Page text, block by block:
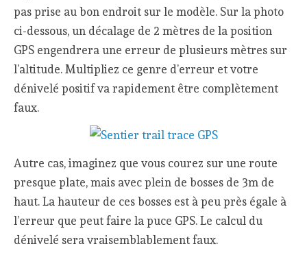
pas prise au bon endroit sur le modèle. Sur la photo
ci-dessous, un décalage de 2 mètres de la position
GPS engendrera une erreur de plusieurs mètres sur
l’altitude. Multipliez ce genre d’erreur et votre
dénivelé positif va rapidement être complètement
faux.
Autre cas, imaginez que vous courez sur une route
presque plate, mais avec plein de bosses de 3m de
haut. La hauteur de ces bosses est à peu près égale à
l’erreur que peut faire la puce GPS. Le calcul du
dénivelé sera vraisemblablement faux.